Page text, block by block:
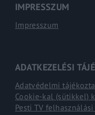
IMPRESSZUM
Impresszum
ADATKEZELÉSI
Adatvédelmi
Cookie-kal (sütikkel)
Pesti TV